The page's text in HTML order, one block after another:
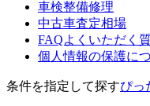
車検整備修理
中古車査定相場
FAQよくいただく
個人情報の保護に
条件を指定して探すぴっ